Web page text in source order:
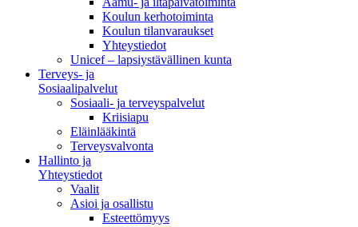
Koulun kerhotoiminta
Koulun tilanvaraukset
Yhteystiedot
Unicef – lapsiystävällinen kunta
Terveys- ja
Sosiaalipalvelut
Sosiaali- ja terveyspalvelut
Kriisiapu
Eläinlääkintä
Terveysvalvonta
Hallinto ja
Yhteystiedot
Vaalit
Asioi ja osallistu
Esteettömyys